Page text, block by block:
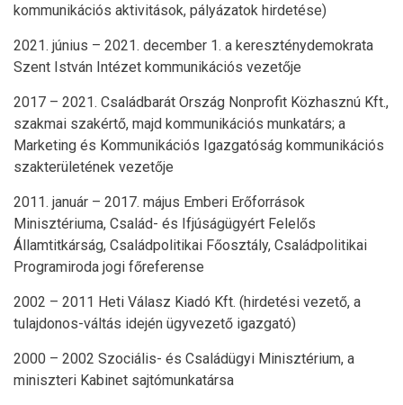
kommunikációs aktivitások, pályázatok hirdetése)
2021. június – 2021. december 1. a kereszténydemokrata
Szent István Intézet kommunikációs vezetője
2017 – 2021. Családbarát Ország Nonprofit Közhasznú Kft.,
szakmai szakértő, majd kommunikációs munkatárs; a
Marketing és Kommunikációs Igazgatóság kommunikációs
szakterületének vezetője
2011. január – 2017. május Emberi Erőforrások
Minisztériuma, Család- és Ifjúságügyért Felelős
Államtitkárság, Családpolitikai Főosztály, Családpolitikai
Programiroda jogi főreferense
2002 – 2011 Heti Válasz Kiadó Kft. (hirdetési vezető, a
tulajdonos-váltás idején ügyvezető igazgató)
2000 – 2002 Szociális- és Családügyi Minisztérium, a
miniszteri Kabinet sajtómunkatársa